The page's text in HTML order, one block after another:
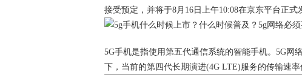
接受预定，并将于8月16日上午10:08在京东平台正式
5G手机是指使用第五代通信系统的智能手机。5G网
下，当前的第四代长期演进(4G LTE)服务的传输速率